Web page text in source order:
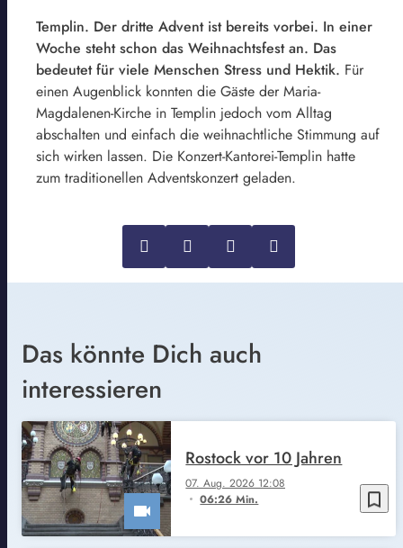
Templin. Der dritte Advent ist bereits vorbei. In einer
Woche steht schon das Weihnachtsfest an. Das
bedeutet für viele Menschen Stress und Hektik. Für
einen Augenblick konnten die Gäste der Maria-
Magdalenen-Kirche in Templin jedoch vom Alltag
abschalten und einfach die weihnachtliche Stimmung auf
sich wirken lassen. Die Konzert-Kantorei-Templin hatte
zum traditionellen Adventskonzert geladen.
Das könnte Dich auch
interessieren
bookmark_border
07. Aug. 2026 12:08
06:26 Min.
Rostock vor 10 Jahren